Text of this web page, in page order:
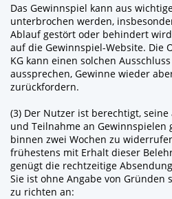
Das Gewinnspiel kann aus
unterbrochen werden,
Ablauf gestört oder behindert
auf die Gewinnspiel-Website. Die
KG kann einen solchen
aussprechen, Gewinne wieder
zurückfordern.
(3) Der Nutzer ist berechtigt,
und Teilnahme an
binnen zwei Wochen zu
frühestens mit Erhalt dieser
genügt die rechtzeitige
Sie ist ohne Angabe von
zu richten an: